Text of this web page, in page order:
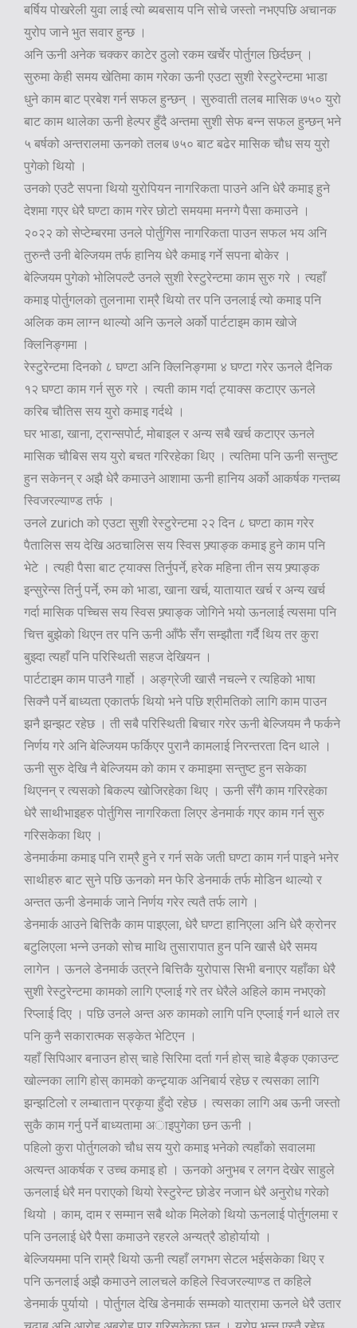
बर्षिय पोखरेली युवा लाई त्यो ब्यबसाय पनि सोचे जस्तो नभएपछि अचानक
युरोप जाने भुत सवार हुन्छ ।
अनि ऊनी अनेक चक्कर काटेर ठुलो रकम खर्चेर पोर्तुगल छिर्दछन् ।
सुरुमा केही समय खेतिमा काम गरेका ऊनी एउटा सुशी रेस्टुरेन्टमा भाडा
धुने काम बाट प्रबेश गर्न सफल हुन्छन् । सुरुवाती तलब मासिक ७५० युरो
बाट काम थालेका ऊनी हेल्पर हुँदै अन्तमा सुशी सेफ बन्न सफल हुन्छन् भने
५ बर्षको अन्तरालमा ऊनको तलब ७५० बाट बढेर मासिक चौध सय युरो
पुगेको थियो ।
उनको एउटै सपना थियो युरोपियन नागरिकता पाउने अनि धेरै कमाइ हुने
देशमा गएर धेरै घण्टा काम गरेर छोटो समयमा मनग्गे पैसा कमाउने ।
२०२२ को सेप्टेम्बरमा उनले पोर्तुगिस नागरिकता पाउन सफल भय अनि
तुरुन्तै उनी बेल्जियम तर्फ हानिय धेरै कमाइ गर्ने सपना बोकेर ।
बेल्जियम पुगेको भोलिपल्टै उनले सुशी रेस्टुरेन्टमा काम सुरु गरे । त्यहाँ
कमाइ पोर्तुगलको तुलनामा राम्रै थियो तर पनि उनलाई त्यो कमाइ पनि
अलिक कम लाग्न थाल्यो अनि ऊनले अर्को पार्टटाइम काम खोजे
क्लिनिङ्गमा ।
रेस्टुरेन्टमा दिनको ८ घण्टा अनि क्लिनिङ्गमा ४ घण्टा गरेर ऊनले दैनिक
१२ घण्टा काम गर्न सुरु गरे । त्यती काम गर्दा ट्याक्स कटाएर ऊनले
करिब चौतिस सय युरो कमाइ गर्दथे ।
घर भाडा, खाना, ट्रान्सपोर्ट, मोबाइल र अन्य सबै खर्च कटाएर ऊनले
मासिक चौबिस सय युरो बचत गरिरहेका थिए । त्यतिमा पनि ऊनी सन्तुष्ट
हुन सकेनन् र अझै धेरै कमाउने आशामा ऊनी हानिय अर्को आकर्षक गन्तब्य
स्विजरल्याण्ड तर्फ ।
उनले zurich को एउटा सुशी रेस्टुरेन्टमा २२ दिन ८ घण्टा काम गरेर
पैतालिस सय देखि अठचालिस सय स्विस फ्र्याङ्क कमाइ हुने काम पनि
भेटे । त्यही पैसा बाट ट्याक्स तिर्नुपर्ने, हरेक महिना तीन सय फ्र्याङ्क
इन्सुरेन्स तिर्नु पर्ने, रुम को भाडा, खाना खर्च, यातायात खर्च र अन्य खर्च
गर्दा मासिक पच्चिस सय स्विस फ्र्याङ्क जोगिने भयो ऊनलाई त्यसमा पनि
चित्त बुझेको थिएन तर पनि ऊनी आँफै सँग सम्झौता गर्दै थिय तर कुरा
बुझ्दा त्यहाँ पनि परिस्थिती सहज देखियन ।
पार्टटाइम काम पाउनै गार्हो । अङ्ग्रेजी खासै नचल्ने र त्यहिको भाषा
सिक्नै पर्ने बाध्यता एकातर्फ थियो भने पछि श्रीमतिको लागि काम पाउन
झनै झन्झट रहेछ । ती सबै परिस्थिती बिचार गरेर ऊनी बेल्जियम नै फर्कने
निर्णय गरे अनि बेल्जियम फर्किएर पुरानै कामलाई निरन्तरता दिन थाले ।
ऊनी सुरु देखि नै बेल्जियम को काम र कमाइमा सन्तुष्ट हुन सकेका
थिएनन् र त्यसको बिकल्प खोजिरहेका थिए । ऊनी सँगै काम गरिरहेका
धेरै साथीभाइहरु पोर्तुगिस नागरिकता लिएर डेनमार्क गएर काम गर्न सुरु
गरिसकेका थिए ।
डेनमार्कमा कमाइ पनि राम्रै हुने र गर्न सके जती घण्टा काम गर्न पाइने भनेर
साथीहरु बाट सुने पछि ऊनको मन फेरि डेनमार्क तर्फ मोडिन थाल्यो र
अन्तत ऊनी डेनमार्क जाने निर्णय गरेर त्यतै तर्फ लागे ।
डेनमार्क आउने बित्तिकै काम पाइएला, धेरै घण्टा हानिएला अनि धेरै क्रोनर
बटुलिएला भन्ने उनको सोच माथि तुसारापात हुन पनि खासै धेरै समय
लागेन । ऊनले डेनमार्क उत्रने बित्तिकै युरोपास सिभी बनाएर यहाँका धेरै
सुशी रेस्टुरेन्टमा कामको लागि एप्लाई गरे तर धेरैले अहिले काम नभएको
रिप्लाई दिए । पछि उनले अन्त अरु कामको लागि पनि एप्लाई गर्न थाले तर
पनि कुनै सकारात्मक सङ्केत भेटिएन ।
यहाँ सिपिआर बनाउन होस् चाहे सिरिमा दर्ता गर्न होस् चाहे बैङ्क एकाउन्ट
खोल्नका लागि होस् कामको कन्ट्र्याक अनिबार्य रहेछ र त्यसका लागि
झन्झटिलो र लम्बातान प्रकृया हुँदो रहेछ । त्यसका लागि अब ऊनी जस्तो
सुकै काम गर्नु पर्ने बाध्यतामा अाइपुगेका छन ऊनी ।
पहिलो कुरा पोर्तुगलको चौध सय युरो कमाइ भनेको त्यहाँको सवालमा
अत्यन्त आकर्षक र उच्च कमाइ हो । ऊनको अनुभब र लगन देखेर साहुले
ऊनलाई धेरै मन पराएको थियो रेस्टुरेन्ट छोडेर नजान धेरै अनुरोध गरेको
थियो । काम, दाम र सम्मान सबै थोक मिलेको थियो ऊनलाई पोर्तुगलमा र
पनि उनलाई धेरै पैसा कमाउने रहरले अन्यत्रै डोहोर्यायो ।
बेल्जियममा पनि राम्रै थियो ऊनी त्यहाँ लगभग सेटल भईसकेका थिए र
पनि ऊनलाई अझै कमाउने लालचले कहिले स्विजरल्याण्ड त कहिले
डेनमार्क पुर्यायो । पोर्तुगल देखि डेनमार्क सम्मको यात्रामा ऊनले धेरै उतार